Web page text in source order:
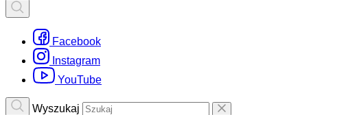
Facebook
Instagram
YouTube
Wyszukaj